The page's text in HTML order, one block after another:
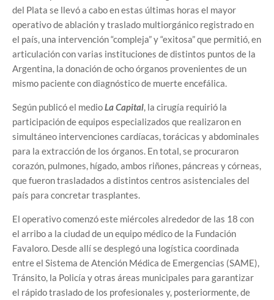
del Plata se llevó a cabo en estas últimas horas el mayor
operativo de ablación y traslado multiorgánico registrado en
el país, una intervención “compleja” y “exitosa” que permitió, en
articulación con varias instituciones de distintos puntos de la
Argentina, la donación de ocho órganos provenientes de un
mismo paciente con diagnóstico de muerte encefálica.
Según publicó el medioLa Capital , la cirugía requirió la
participación de equipos especializados que realizaron en
simultáneo intervenciones cardíacas, torácicas y abdominales
para la extracción de los órganos. En total, se procuraron
corazón, pulmones, hígado, ambos riñones, páncreas y córneas,
que fueron trasladados a distintos centros asistenciales del
país para concretar trasplantes.
El operativo comenzó este miércoles alrededor de las 18 con
el arribo a la ciudad de un equipo médico de la Fundación
Favaloro. Desde allí se desplegó una logística coordinada
entre el Sistema de Atención Médica de Emergencias (SAME),
Tránsito, la Policía y otras áreas municipales para garantizar
el rápido traslado de los profesionales y, posteriormente, de